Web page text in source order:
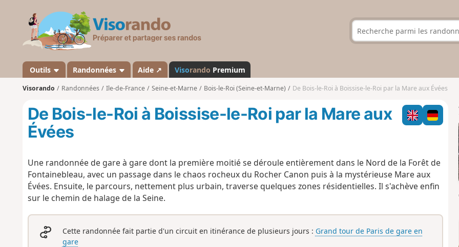
s
a
n
d
Outils Randonnées Aide ↗ Visorando Premium
Visorando Randonnées Ile-de-France Seine-et-Marne Bois-le-Roi (Seine-et-Marne) De Bois-le-Roi à Boissise-le-Roi par la Mare aux Évées
De Bois-le-Roi à Boissise-le-Roi par la Mare aux
Évées
Une randonnée de gare à gare dont la première moitié se déroule entièrement dans le Nord de la Forêt de
Fontainebleau, avec un passage dans le chaos rocheux du Rocher Canon puis à la mystérieuse Mare aux
Évées. Ensuite, le parcours, nettement plus urbain, traverse quelques zones résidentielles. Il s'achève enfin
sur le chemin de halage de la Seine.
Cette randonnée fait partie d'un circuit en itinérance de plusieurs jours : Grand tour de Paris de gare en
gare